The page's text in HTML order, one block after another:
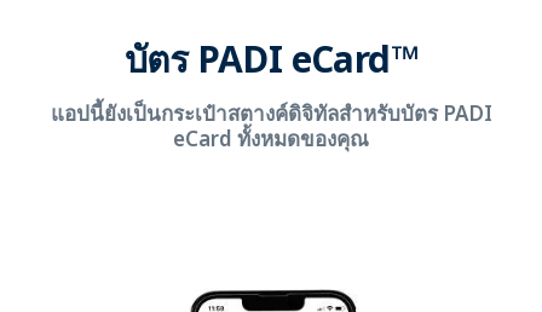
บัตร PADI eCard™
แอปนี้ยังเป็นกระเป๋าสตางค์ดิจิทัลสำหรับบัตร PADI
eCard ทั้งหมดของคุณ